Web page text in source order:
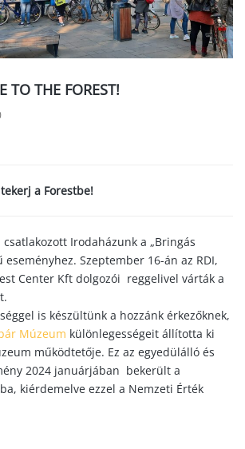
TO THE FOREST!
a Forestbe!
Irodaházunk a „Bringás
eseményhez. Szeptember 16-án az RDI,
Center Kft dolgozói reggelivel várták a
is készültünk a hozzánk érkezőknek,
Múzeum különlegességeit állította ki
működtetője. Ez az egyedülálló és
2024 januárjában bekerült a
kiérdemelve ezzel a Nemzeti Érték